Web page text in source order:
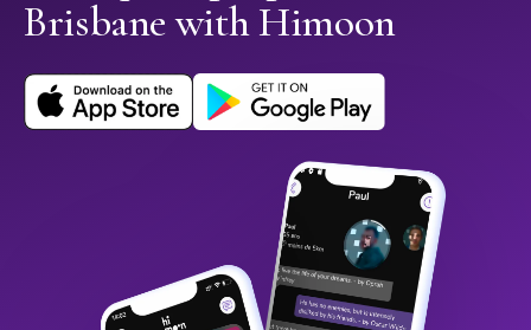
Brisbane with Himoon